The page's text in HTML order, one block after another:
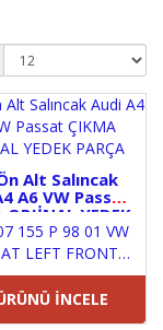
Alt Salıncak
A6 VW Passat
ORJİNAL YEDEK
PARÇA
155 P 98 01 VW
LEFT FRONT
Olarak
Orijinal
İNCELE